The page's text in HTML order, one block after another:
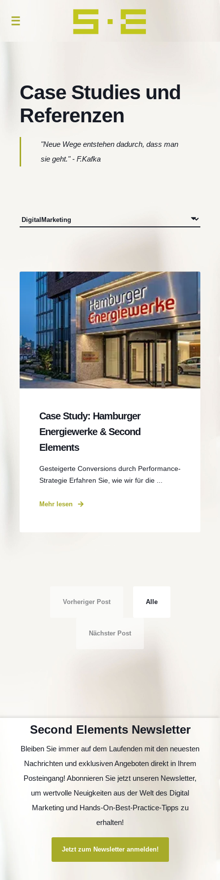
Case Studies und
Referenzen
"Neue Wege entstehen dadurch, dass man
sie geht." - F.Kafka
Case Study: Hamburger
Energiewerke & Second
Elements
Gesteigerte Conversions durch Performance-
Strategie Erfahren Sie, wie wir für die ...
Mehr lesen
Vorheriger Post Alle
Nächster Post
Second Elements Newsletter
Bleiben Sie immer auf dem Laufenden mit den neuesten
Nachrichten und exklusiven Angeboten direkt in Ihrem
Posteingang! Abonnieren Sie jetzt unseren Newsletter,
um wertvolle Neuigkeiten aus der Welt des Digital
Marketing und Hands-On-Best-Practice-Tipps zu
erhalten!
Jetzt zum Newsletter anmelden!